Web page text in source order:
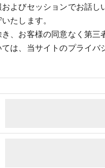
よびセッションでお話
たします。
、お客様の同意なく第三
は、当サイトのプライバ